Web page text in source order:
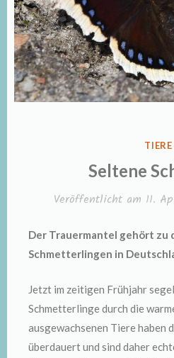
TIERE
Seltene
Veröffentlicht am 11.
Der Trauermantel gehört zu
Schmetterlingen in
Jetzt im zeitigen Frühjahr
Schmetterlinge durch die
ausgewachsenen Tiere haben
überdauert und sind daher